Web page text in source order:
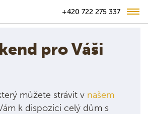
+420 722 275 337
pro Váši
můžete strávit v našem
k dispozici celý dům s